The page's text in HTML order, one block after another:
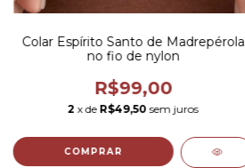
Colar Espírito Santo de Madrepérola
no fio de nylon
R$99,00
2 x de R$49,50 sem juros
COMPRAR